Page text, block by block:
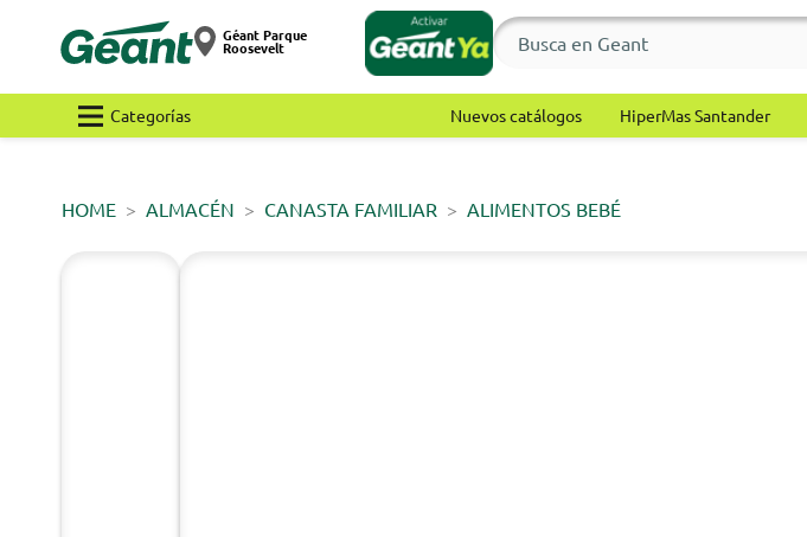
Géant Parque
Roosevelt
Categorías Nuevos catálogos HiperMas Santander
HOME ALMACÉN CANASTA FAMILIAR ALIMENTOS BEBÉ